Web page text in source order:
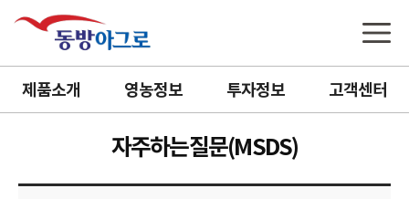
제품소개 영농정보 투자정보 고객센터
자주하는질문(MSDS)